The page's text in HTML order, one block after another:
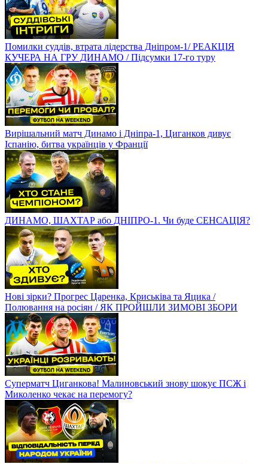
Помилки суддів, втрата лідерства Дніпром-1/ РЕАКЦІЯ
КУЧЕРА НА ГРУ ДИНАМО / Підсумки 17-го туру
Вирішальний матч Динамо і Дніпра-1, Циганков дивує
Іспанію, битва українців у Франції
ДИНАМО, ШАХТАР або ДНІПРО-1. Чи буде СЕНСАЦІЯ?
Нові зірки? Прогрес Царенка, Криськіва та Яцика /
Полювання на росіян / ЯК ПРОЙШЛИ ЗИМОВІ ЗБОРИ
Суперматч Циганкова! Малиновський знову шокує ПСЖ і
Миколенко чекає на перемогу?